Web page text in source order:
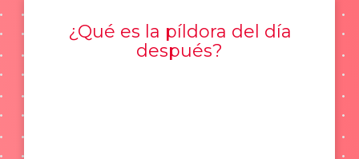
¿Qué es la píldora del día
después?